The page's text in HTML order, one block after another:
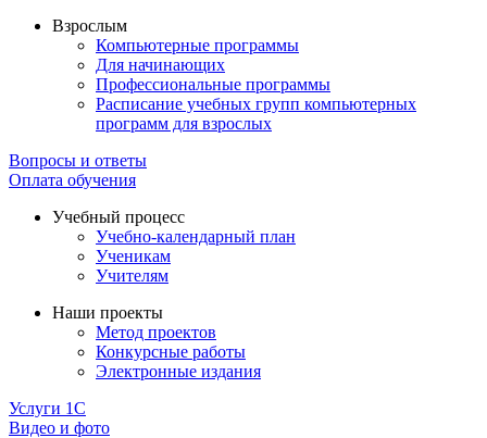
Взрослым
Компьютерные программы
Для начинающих
Профессиональные программы
Расписание учебных групп компьютерных
программ для взрослых
Вопросы и ответы
Оплата обучения
Учебный процесс
Учебно-календарный план
Ученикам
Учителям
Наши проекты
Метод проектов
Конкурсные работы
Электронные издания
Услуги 1C
Видео и фото